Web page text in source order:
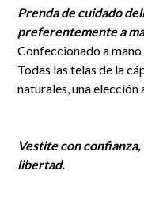
Prenda de cuidado
preferentemente a
Confeccionado a mano
Todas las telas de la
naturales, una
Vestite con
libertad.